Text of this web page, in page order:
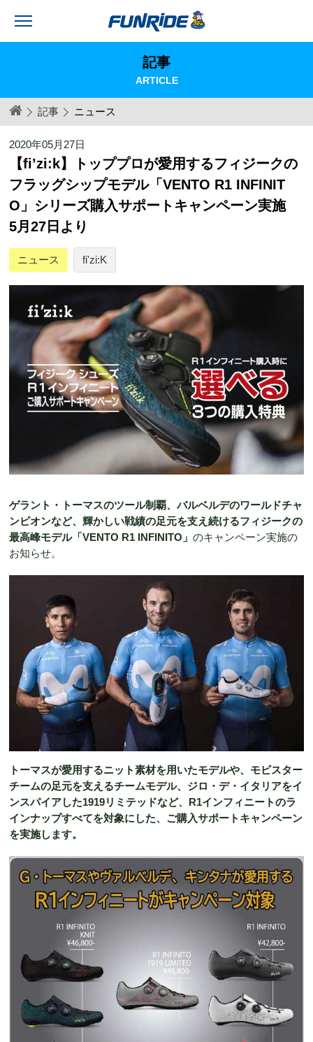
記事
ARTICLE
記事 ニュース
2020年05月27日
【fi’zi:k】トッププロが愛用するフィジークの
フラッグシップモデル「VENTO R1 INFINIT
O」シリーズ購入サポートキャンペーン実施
5月27日より
ニュース fi'zi:K
ゲラント・トーマスのツール制覇、バルベルデのワールドチャ
ンピオンなど、輝かしい戦績の足元を支え続けるフィジークの
最高峰モデル「VENTO R1 INFINITO」のキャンペーン実施の
お知らせ。
トーマスが愛用するニット素材を用いたモデルや、モビスター
チームの足元を支えるチームモデル、ジロ・デ・イタリアをイ
ンスパイアした1919リミテッドなど、R1インフィニートのラ
インナップすべてを対象にした、ご購入サポートキャンペーン
を実施します。